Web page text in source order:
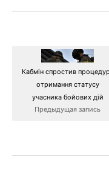
Кабмін спростив
отримання статусу
учасника бойових дій
Предыдущая запись